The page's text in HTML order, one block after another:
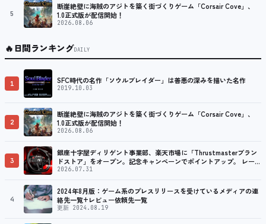
5
断崖絶壁に海賊のアジトを築く街づくりゲーム「Corsair Cove」、
1.0正式版が配信開始！
2026.08.06
🔥日間ランキングDAILY
1 SFC時代の名作「ソウルブレイダー」は善悪の深みを描いた名作
2019.10.03
2
断崖絶壁に海賊のアジトを築く街づくりゲーム「Corsair Cove」、
1.0正式版が配信開始！
2026.08.06
3
銀座十字屋ディリゲント事業部、楽天市場に「Thrustmasterブラン
ドストア」をオープン。記念キャンペーンでポイントアップ。 レーシ
ング／フライトシム向けコントローラーを中心に、幅広くラインナッ
2026.07.31
4
2024年8月版：ゲーム系のプレスリリースを受けているメディアの連
絡先一覧+レビュー依頼先一覧
更新 2024.08.19